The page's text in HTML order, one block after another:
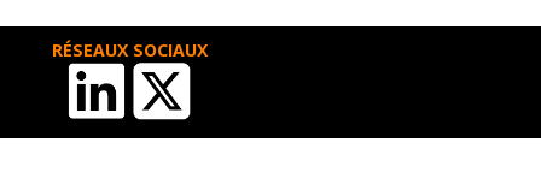
RÉSEAUX SOCIAUX